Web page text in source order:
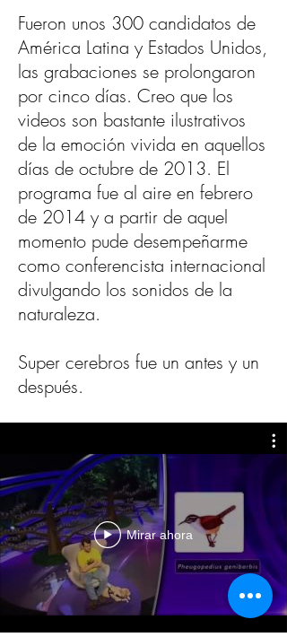
Fueron unos 300 candidatos de
América Latina y Estados Unidos,
las grabaciones se prolongaron
por cinco días. Creo que los
videos son bastante ilustrativos
de la emoción vivida en aquellos
días de octubre de 2013. El
programa fue al aire en febrero
de 2014 y a partir de aquel
momento pude desempeñarme
como conferencista internacional
divulgando los sonidos de la
naturaleza.
Super cerebros fue un antes y un
después.
Mirar ahora